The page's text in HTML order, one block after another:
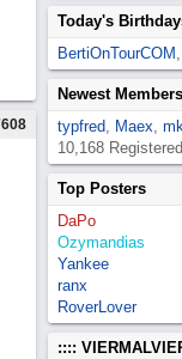
Today's
BertiOnTourCOM
Newest Members
typfred, Maex,
10,168
Top Posters
DaPo
Ozymandias
Yankee
ranx
RoverLover
::::